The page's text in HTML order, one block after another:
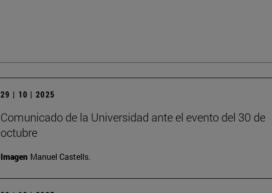
29 | 10 | 2025
Comunicado de la Universidad ante el evento del 30 de
octubre
Imagen Manuel Castells.